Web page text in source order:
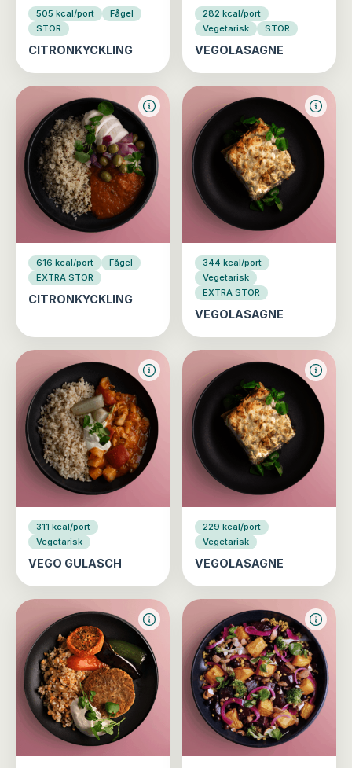
505 kcal/port
Fågel
STOR
CITRONKYCKLING
282 kcal/port
Vegetarisk
STOR
VEGOLASAGNE
616 kcal/port
Fågel
EXTRA STOR
CITRONKYCKLING
344 kcal/port
Vegetarisk
EXTRA STOR
VEGOLASAGNE
311 kcal/port
Vegetarisk
VEGO GULASCH
229 kcal/port
Vegetarisk
VEGOLASAGNE